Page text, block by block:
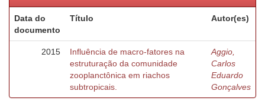
Data do
documento
Título Autor(es)
2015
Influência de macro-fatores na
estruturação da comunidade
zooplanctônica em riachos
subtropicais.
Aggio,
Carlos
Eduardo
Gonçalves